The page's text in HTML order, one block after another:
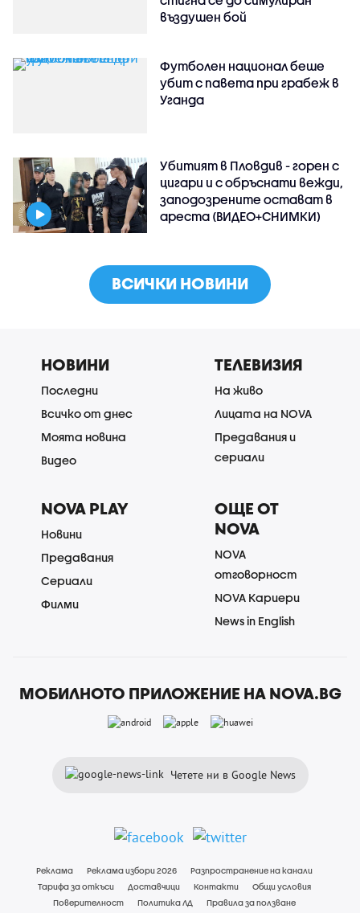
въздушен бой
Футболен национал беше
убит с павета при грабеж в
Уганда
Убитият в Пловдив - горен с
цигари и с обръснати вежди,
заподозрените остават в
ареста (ВИДЕО+СНИМКИ)
ВСИЧКИ НОВИНИ
НОВИНИ
Последни
Всичко от днес
Моята новина
Видео
ТЕЛЕВИЗИЯ
На живо
Лицата на NOVA
Предавания и
сериали
NOVA PLAY
Новини
Предавания
Сериали
Филми
ОЩЕ ОТ
NOVA
NOVA
отговорност
NOVA Кариери
News in English
МОБИЛНОТО ПРИЛОЖЕНИЕ НА NOVA.BG
Четете ни в Google News
Реклама Реклама избори 2026
Разпространение на канали
Тарифа за откъси
Доставчици Контакти
Общи условия
Поверителност
Политика ЛД Правила за ползване